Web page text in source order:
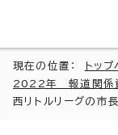
現在の位置： トップ
2022年 報道関係
西リトルリーグの市